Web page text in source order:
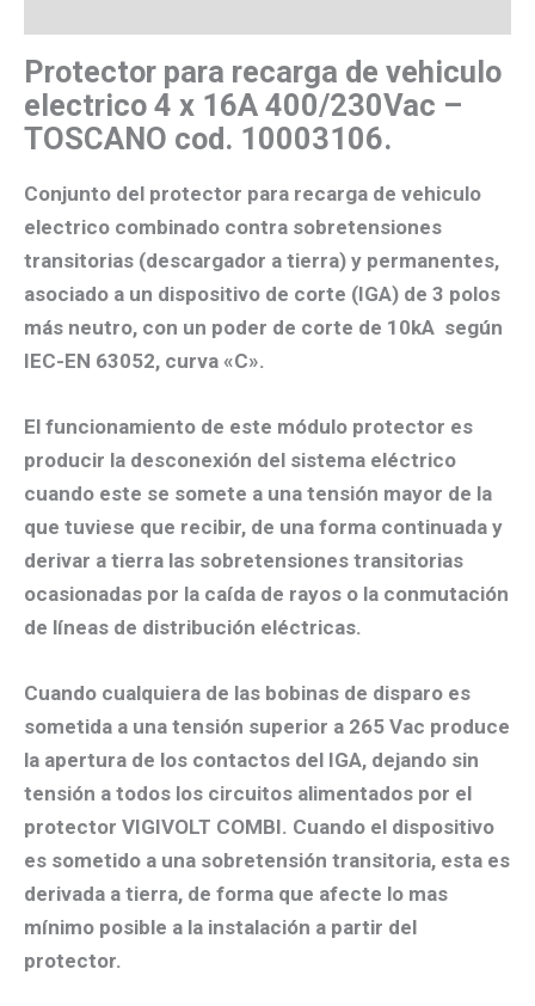
Protector para recarga de vehiculo
electrico 4 x 16A 400/230Vac –
TOSCANO cod. 10003106.
Conjunto del protector para recarga de vehiculo
electrico combinado contra sobretensiones
transitorias (descargador a tierra) y permanentes,
asociado a un dispositivo de corte (IGA) de 3 polos
más neutro, con un poder de corte de 10kA según
IEC-EN 63052, curva «C».
El funcionamiento de este módulo protector es
producir la desconexión del sistema eléctrico
cuando este se somete a una tensión mayor de la
que tuviese que recibir, de una forma continuada y
derivar a tierra las sobretensiones transitorias
ocasionadas por la caída de rayos o la conmutación
de líneas de distribución eléctricas.
Cuando cualquiera de las bobinas de disparo es
sometida a una tensión superior a 265 Vac produce
la apertura de los contactos del IGA, dejando sin
tensión a todos los circuitos alimentados por el
protector VIGIVOLT COMBI. Cuando el dispositivo
es sometido a una sobretensión transitoria, esta es
derivada a tierra, de forma que afecte lo mas
mínimo posible a la instalación a partir del
protector.